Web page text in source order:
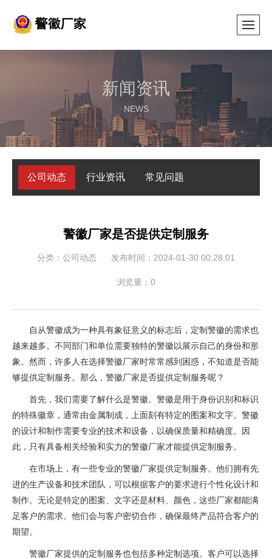
新闻资讯
NEWS
公司动态 行业资讯 常见问题
警徽厂家是否提供定制服务
分类：公司动态 发布时间：2024-01-30 00:28:01
浏览量：0
自从警徽成为一种具有象征意义的标志后，定制警徽的需求也
越来越多。不同部门和单位需要独特的警徽以展示自己的身份和形
象。然而，许多人在选择警徽厂家时常常感到困惑，不知道是否能
够提供定制服务。那么，警徽厂家是否提供定制服务呢？
首先，我们需要了解什么是警徽。警徽是用于身份识别和标识
的特殊徽章，通常由金属制成，上面刻有特定的图案和文字。警徽
的设计和制作需要专业的技术和设备，以确保质量和精确度。因
此，只有具备相关经验和实力的警徽厂家才能提供定制服务。
在市场上，有一些专业的警徽厂家提供定制服务。他们拥有先
进的生产设备和技术团队，可以根据客户的要求进行个性化设计和
制作。无论是特定的图案、文字还是材料、颜色，这些厂家都能满
足客户的需求。他们会与客户密切合作，确保最终产品符合客户的
期望。
警徽厂家提供的定制服务也包括多种定制选项。客户可以选择